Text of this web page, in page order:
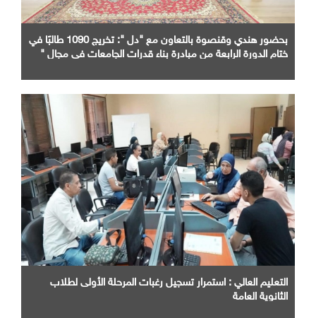
بحضور هندي وقنصوة بالتعاون مع "دل ": تخريج 1090 طالبًا في
ختام الدورة الرابعة من مبادرة بناء قدرات الجامعات في مجال "
التعليم العالي : استمرار تسجيل رغبات المرحلة الأولى لطلاب
الثانوية العامة